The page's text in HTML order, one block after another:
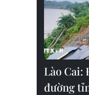
Lào Cai:
đường